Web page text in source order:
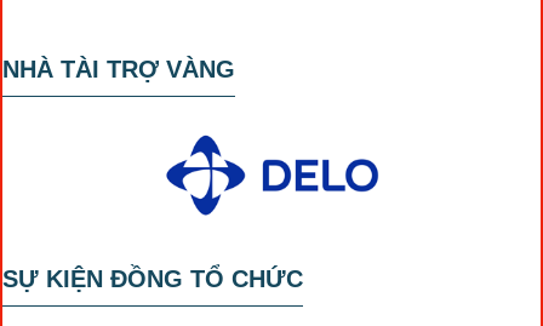
NHÀ TÀI TRỢ VÀNG
SỰ KIỆN ĐỒNG TỔ CHỨC